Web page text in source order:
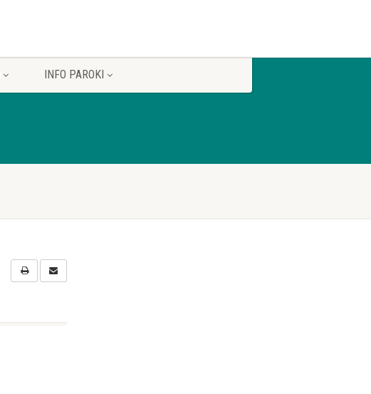
INFO PAROKI